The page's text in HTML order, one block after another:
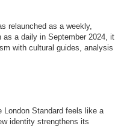
relaunched as a weekly,
as a daily in September 2024, it
with cultural guides, analysis
Standard feels like a
identity strengthens its